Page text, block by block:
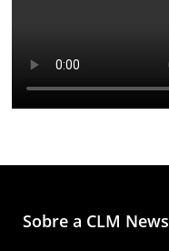
Sobre a CLM News